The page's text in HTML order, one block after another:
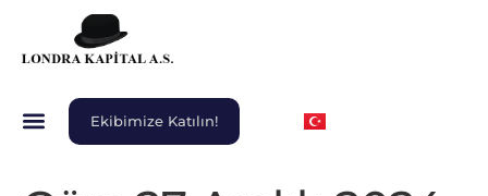
Ekibimize Katılın!